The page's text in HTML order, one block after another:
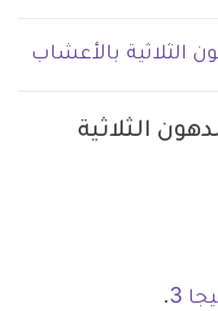
الثلاثية بالأعشاب
الثلاثية
3
.